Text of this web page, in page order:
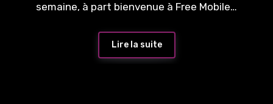
semaine, à part bienvenue à Free Mobile…
Lire la suite